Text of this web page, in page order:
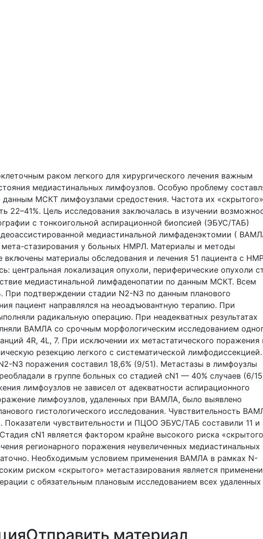
раком легкого для хирургического лечения важным
медиастинальных лимфоузлов. Особую проблему
данным МСКТ лимфоузлами средостения. Частота их
22–41%. Цель исследования заключалась в изучении
с тонкоигольной аспирационной биопсией (ЭБУС/ТАБ)
медиастинальной лимфаденэктомии (
стазирования у больных НМРЛ. Материалы и методы
включены материалы обследования и лечения 51 пациента с
центральная локализация опухоли, периферические опухоли
медиастинальной лимфаденопатии по данным МСКТ. Всем
подтверждении стадии N2-N3 по данным планового
пациент направлялся на неоадъювантную терапию. При
радикальную операцию. При неадекватных результатах
ВАМЛА со срочным морфологическим исследованием
4R, 4L, 7. При исключении их метастатического поражения
резекцию легкого с систематической лимфодиссекцией.
N3 поражения составил 18,6% (9/51). Метастазы в лимфоузлы
в группе больных со стадией cN1 — 40% случаев (6/
лимфоузлов не зависел от адекватности аспирационного
лимфоузлов, удаленных при ВАМЛА, было выявлено
гистологического исследования. Чувствительность
чувствительности и ПЦОО ЭБУС/ТАБ составили 11 и
сN1 является фактором крайне высокого риска
регионарного поражения неувеличенных медиастинальных
Необходимым условием применения ВАМЛА в рамках N-
риском «скрытого» метастазирования является
с обязательным плановым исследованием всех удаленных
Отправить материал